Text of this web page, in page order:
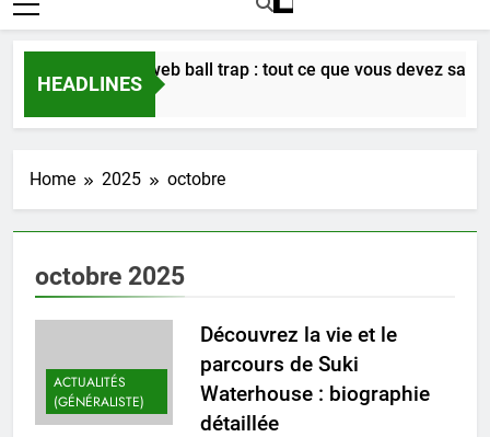
HEADLINES
Inscription au web ball trap : tout ce que vous devez savoir
45 Minutes Ago
Home 2025 octobre
octobre 2025
ACTUALITÉS
(GÉNÉRALISTE)
Découvrez la vie et le
parcours de Suki
Waterhouse : biographie
détaillée